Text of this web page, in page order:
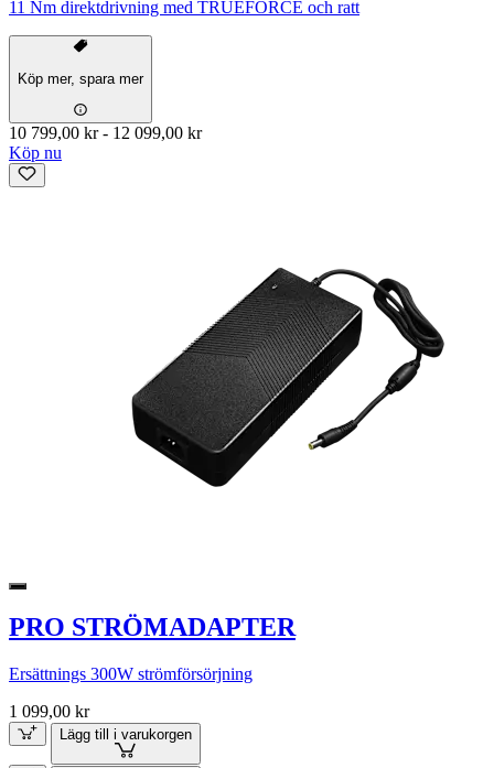
11 Nm direktdrivning med TRUEFORCE och ratt
Köp mer, spara mer
10 799,00 kr- 12 099,00 kr
Köp nu
PRO STRÖMADAPTER
Ersättnings 300W strömförsörjning
1 099,00 kr
Lägg till i varukorgen